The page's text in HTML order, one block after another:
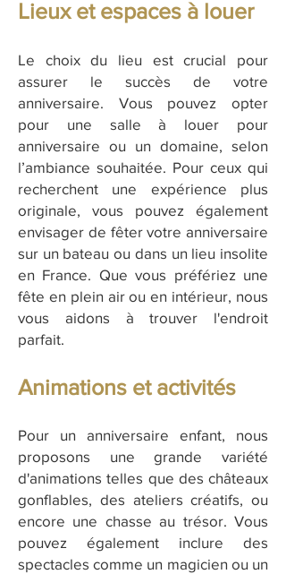
Lieux et espaces à louer
Le choix du lieu est crucial pour
assurer le succès de votre
anniversaire. Vous pouvez opter
pour une salle à louer pour
anniversaire ou un domaine, selon
l’ambiance souhaitée. Pour ceux qui
recherchent une expérience plus
originale, vous pouvez également
envisager de fêter votre anniversaire
sur un bateau ou dans un lieu insolite
en France. Que vous préfériez une
fête en plein air ou en intérieur, nous
vous aidons à trouver l'endroit
parfait.
Animations et activités
Pour un anniversaire enfant, nous
proposons une grande variété
d'animations telles que des châteaux
gonflables, des ateliers créatifs, ou
encore une chasse au trésor. Vous
pouvez également inclure des
spectacles comme un magicien ou un